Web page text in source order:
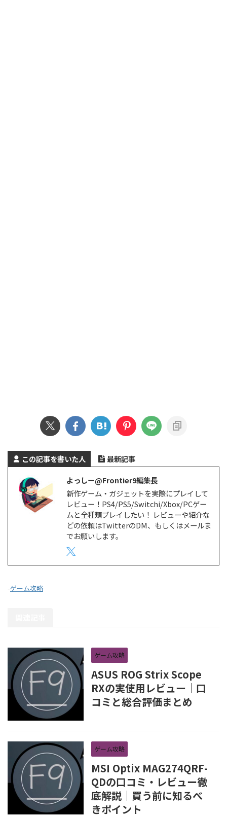
この記事を書いた人
最新記事
よっしー@Frontier9編集長
新作ゲーム・ガジェットを実際にプレイして
レビュー！PS4/PS5/Switchi/Xbox/PCゲー
ムと全種類プレイしたい！ レビューや紹介な
どの依頼はTwitterのDM、もしくはメールま
でお願いします。
-ゲーム攻略
ゲーム攻略
ASUS ROG Strix Scope
RXの実使用レビュー｜口
コミと総合評価まとめ
ゲーム攻略
MSI Optix MAG274QRF-
QDの口コミ・レビュー徹
底解説｜買う前に知るべ
きポイント